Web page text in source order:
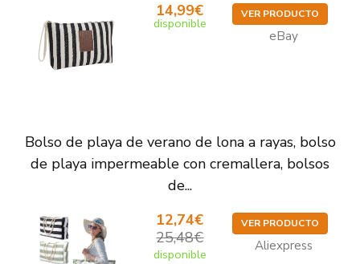
14,99€
disponible
VER PRODUCTO
eBay
Bolso de playa de verano de lona a rayas, bolso
de playa impermeable con cremallera, bolsos
de...
12,74€
25,48€
disponible
VER PRODUCTO
Aliexpress